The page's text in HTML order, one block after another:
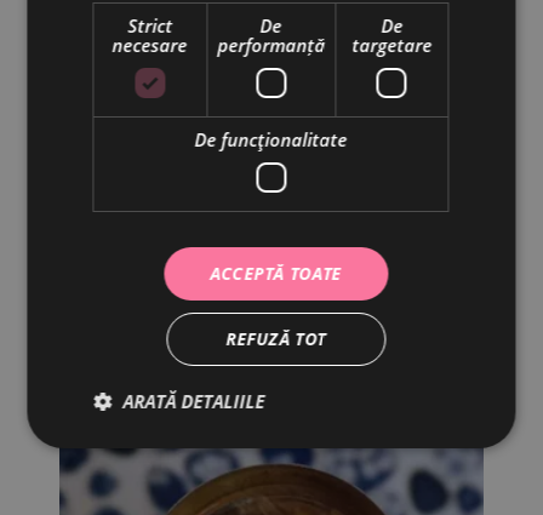
CIOCOLATA CALDA180 ML
18.00 lei
Strict
necesare
De
performanță
De
targetare
De funcţionalitate
ACCEPTĂ TOATE
REFUZĂ TOT
ARATĂ DETALIILE